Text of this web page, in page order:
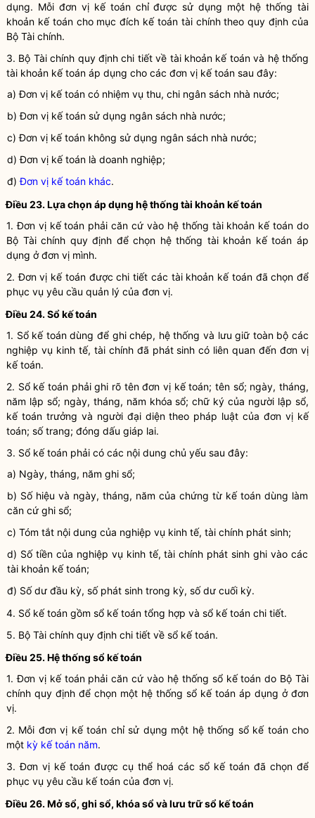
dụng. Mỗi đơn vị kế toánchỉ được sử dụng một hệ thống tài
khoản kế toán cho mục đích kế toán tài chínhtheo quy định của
Bộ Tài chính.
3. Bộ Tài chính quy định chi tiết về tài khoản kế toán và hệ thống
tài khoản kế toán áp dụng cho các đơn vị kế toán sau đây:
a)Đơn vị kế toán có nhiệm vụ thu, chi ngân sách nhà nước;
b)Đơn vị kế toán sử dụng ngân sách nhà nước;
c)Đơn vị kế toán không sử dụng ngân sách nhà nước;
d)Đơn vị kế toán là doanh nghiệp;
đ)Đơn vị kế toán khác.
Điều 23. Lựa chọn áp dụng hệ thống tài khoản kế toán
1.Đơn vị kế toán phải căn cứ vào hệ thống tài khoản kế toán do
Bộ Tài chính quy định để chọn hệ thống tài khoản kế toán áp
dụng ở đơn vị mình.
2.Đơn vị kế toánđược chi tiết các tài khoản kế toán đã chọn để
phục vụ yêu cầu quản lý của đơn vị.
Điều 24. Sổ kế toán
1. Sổ kế toán dùng để ghi chép, hệ thống và lưu giữ toàn bộ các
nghiệp vụ kinh tế, tài chínhđã phát sinh có liên quan đếnđơn vị
kế toán.
2. Sổ kế toán phải ghi rõ tênđơn vị kế toán; tên sổ; ngày, tháng,
năm lập sổ; ngày, tháng, năm khóa sổ; chữ ký của người lập sổ,
kế toán trưởng và người đại diện theo pháp luật củađơn vị kế
toán; số trang; đóng dấu giáp lai.
3. Sổ kế toán phải có các nội dung chủ yếu sau đây:
a) Ngày, tháng, năm ghi sổ;
b) Số hiệu và ngày, tháng, năm của chứng từ kế toán dùng làm
căn cứ ghi sổ;
c) Tóm tắt nội dung của nghiệp vụ kinh tế, tài chính phát sinh;
d) Số tiền của nghiệp vụ kinh tế, tài chính phát sinh ghi vào các
tài khoản kế toán;
đ) Số dư đầu kỳ, số phát sinh trong kỳ, số dư cuối kỳ.
4. Sổ kế toán gồm sổ kế toán tổng hợp và sổ kế toán chi tiết.
5. Bộ Tài chính quy định chi tiết về sổ kế toán.
Điều 25. Hệ thống sổ kế toán
1.Đơn vị kế toánphải căn cứ vào hệ thống sổ kế toán do Bộ Tài
chính quy định để chọn một hệ thống sổ kế toán áp dụng ở đơn
vị.
2. Mỗi đơn vị kế toán chỉ sử dụng một hệ thống sổ kế toán cho
một kỳ kế toán năm.
3.Đơn vị kế toán được cụ thể hoá các sổ kế toán đã chọn để
phục vụ yêu cầu kế toán của đơn vị.
Điều 26. Mở sổ, ghi sổ, khóa sổ và lưu trữ sổ kế toán